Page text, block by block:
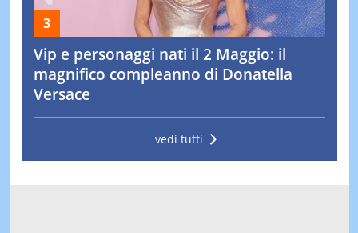
Vip e personaggi nati il 2 Maggio: il
magnifico compleanno di Donatella
Versace
vedi tutti